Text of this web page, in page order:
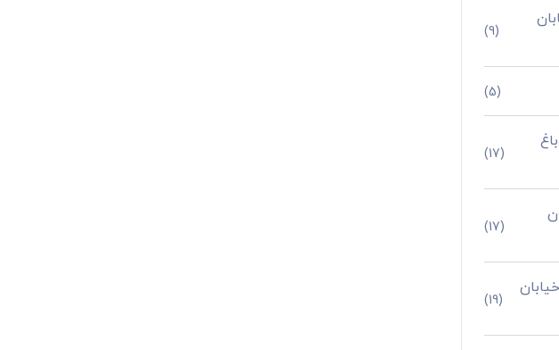
(9)
(5)
(17)
(17)
(19)